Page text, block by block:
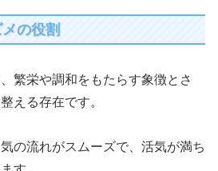
の役割
繁栄や調和をもたらす象徴とさ
える存在です。
の流れがスムーズで、活気が満ち